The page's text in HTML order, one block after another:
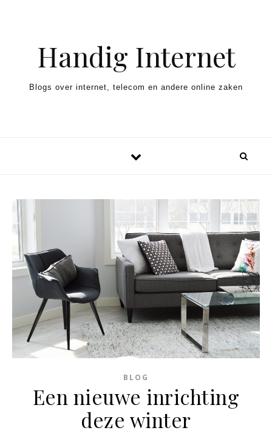
Handig Internet
Blogs over internet, telecom en andere online zaken
BLOG
Een nieuwe inrichting
deze winter